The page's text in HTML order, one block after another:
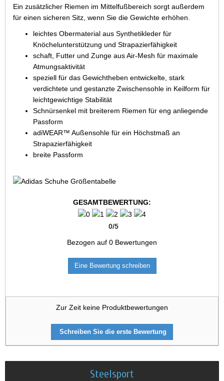
Ein zusätzlicher Riemen im Mittelfußbereich sorgt außerdem
für einen sicheren Sitz, wenn Sie die Gewichte erhöhen.
leichtes Obermaterial aus Synthetikleder für
Knöchelunterstützung und Strapazierfähigkeit
schaft, Futter und Zunge aus Air-Mesh für maximale
Atmungsaktivität
speziell für das Gewichtheben entwickelte, stark
verdichtete und gestanzte Zwischensohle in Keilform für
leichtgewichtige Stabilität
Schnürsenkel mit breiterem Riemen für eng anliegende
Passform
adiWEAR™ Außensohle für ein Höchstmaß an
Strapazierfähigkeit
breite Passform
GESAMTBEWERTUNG:
0/5
Bezogen auf 0 Bewertungen
Eine Bewertung schreiben
Zur Zeit keine Produktbewertungen
Schreiben Sie die erste Bewertung
Steelsport